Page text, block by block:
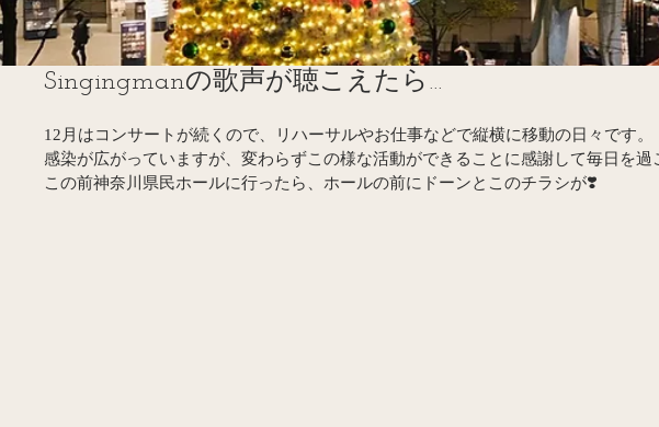
Singingmanの歌声が聴こえたら…
12月はコンサートが続くので、リハーサルやお仕事などで縦横に移動の日々です。
感染が広がっていますが、変わらずこの様な活動ができることに感謝して毎日を過
この前神奈川県民ホールに行ったら、ホールの前にドーンとこのチラシが❣️